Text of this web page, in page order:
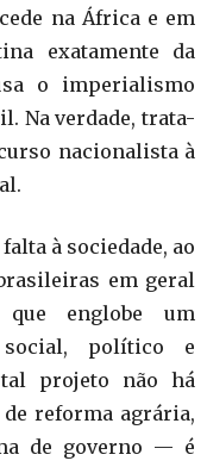
na África e em
exatamente da
o imperialismo
Na verdade, trata-
nacionalista à
à sociedade, ao
em geral
englobe um
social, político e
projeto não há
reforma agrária,
de governo — é